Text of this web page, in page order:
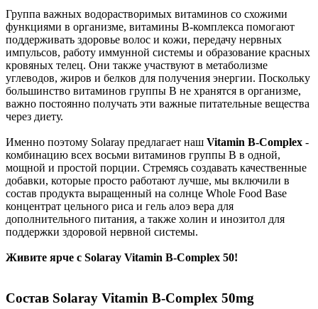
Группа важных водорастворимых витаминов со схожими
функциями в организме, витамины B-комплекса помогают
поддерживать здоровье волос и кожи, передачу нервных
импульсов, работу иммунной системы и образование красных
кровяных телец. Они также участвуют в метаболизме
углеводов, жиров и белков для получения энергии. Поскольку
большинство витаминов группы В не хранятся в организме,
важно постоянно получать эти важные питательные вещества
через диету.
Именно поэтому Solaray предлагает наш Vitamin B-Complex -
комбинацию всех восьми витаминов группы В в одной,
мощной и простой порции. Стремясь создавать качественные
добавки, которые просто работают лучше, мы включили в
состав продукта выращенный на солнце Whole Food Base
концентрат цельного риса и гель алоэ вера для
дополнительного питания, а также холин и инозитол для
поддержки здоровой нервной системы.
Живите ярче с Solaray Vitamin B-Complex 50!
Состав Solaray Vitamin B-Complex 50mg